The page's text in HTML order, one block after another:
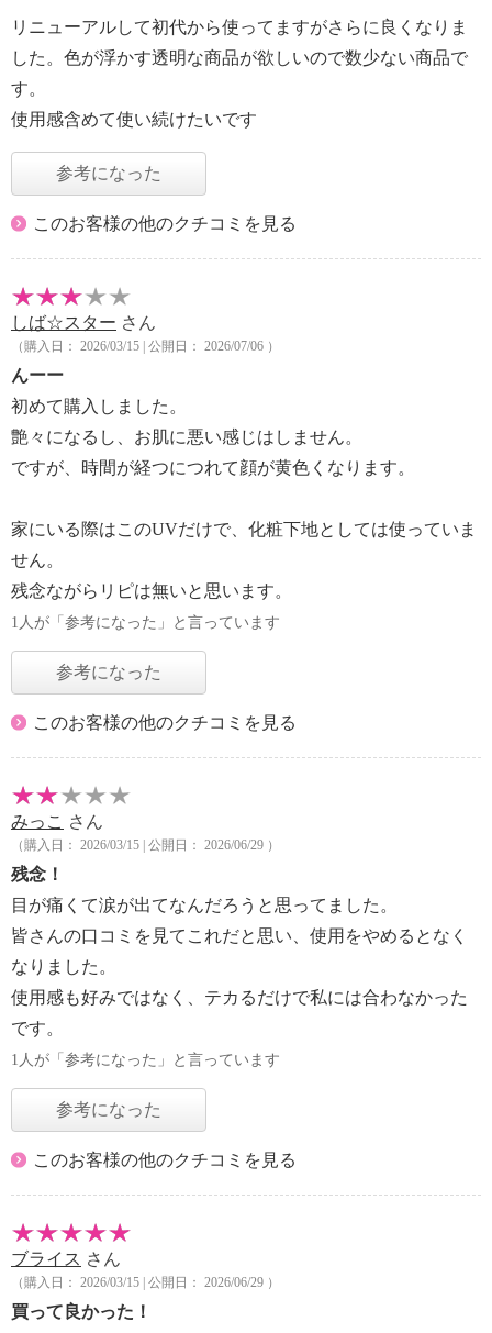
リニューアルして初代から使ってますがさらに良くなりま
した。色が浮かす透明な商品が欲しいので数少ない商品で
す。
使用感含めて使い続けたいです
参考になった
このお客様の他のクチコミを見る
しば☆スター さん
（購入日： 2026/03/15 | 公開日： 2026/07/06 ）
んーー
初めて購入しました。
艶々になるし、お肌に悪い感じはしません。
ですが、時間が経つにつれて顔が黄色くなります。
家にいる際はこのUVだけで、化粧下地としては使っていま
せん。
残念ながらリピは無いと思います。
1人が「参考になった」と言っています
参考になった
このお客様の他のクチコミを見る
みっこ さん
（購入日： 2026/03/15 | 公開日： 2026/06/29 ）
残念！
目が痛くて涙が出てなんだろうと思ってました。
皆さんの口コミを見てこれだと思い、使用をやめるとなく
なりました。
使用感も好みではなく、テカるだけで私には合わなかった
です。
1人が「参考になった」と言っています
参考になった
このお客様の他のクチコミを見る
ブライス さん
（購入日： 2026/03/15 | 公開日： 2026/06/29 ）
買って良かった！